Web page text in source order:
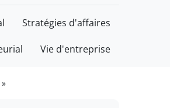
Stratégies d'affaires
Vie d'entreprise